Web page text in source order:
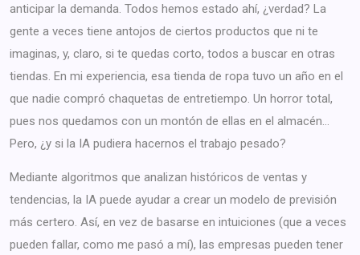
anticipar la demanda. Todos hemos estado ahí, ¿verdad? La
gente a veces tiene antojos de ciertos productos que ni te
imaginas, y, claro, si te quedas corto, todos a buscar en otras
tiendas. En mi experiencia, esa tienda de ropa tuvo un año en el
que nadie compró chaquetas de entretiempo. Un horror total,
pues nos quedamos con un montón de ellas en el almacén…
Pero, ¿y si la IA pudiera hacernos el trabajo pesado?
Mediante algoritmos que analizan históricos de ventas y
tendencias, la IA puede ayudar a crear un modelo de previsión
más certero. Así, en vez de basarse en intuiciones (que a veces
pueden fallar, como me pasó a mí), las empresas pueden tener